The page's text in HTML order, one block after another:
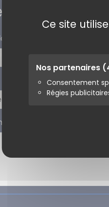
Ce site
Nos partenaires
Consentement
Régies
votre avis